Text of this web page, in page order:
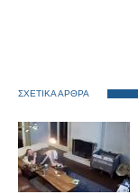
ΣΧΕΤΙΚΑ ΑΡΘΡΑ